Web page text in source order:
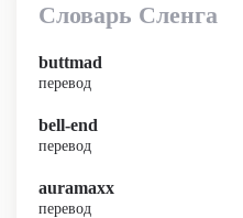
Словарь Сленга
buttmad
перевод
bell-end
перевод
auramaxx
перевод